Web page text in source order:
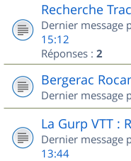
Recherche
Dernier message
15:12
Réponses : 2
Bergerac
Dernier message
La Gurp VTT :
Dernier message
13:44